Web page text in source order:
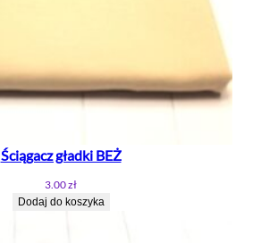
Ściągacz gładki BEŻ
3.00zł
Dodaj do koszyka